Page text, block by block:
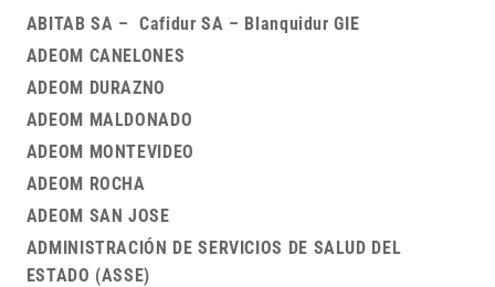
ABITAB SA – Cafidur SA – Blanquidur GIE
ADEOM CANELONES
ADEOM DURAZNO
ADEOM MALDONADO
ADEOM MONTEVIDEO
ADEOM ROCHA
ADEOM SAN JOSE
ADMINISTRACIÓN DE SERVICIOS DE SALUD DEL
ESTADO (ASSE)